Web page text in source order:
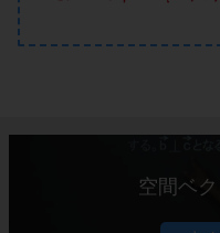
空間ベ